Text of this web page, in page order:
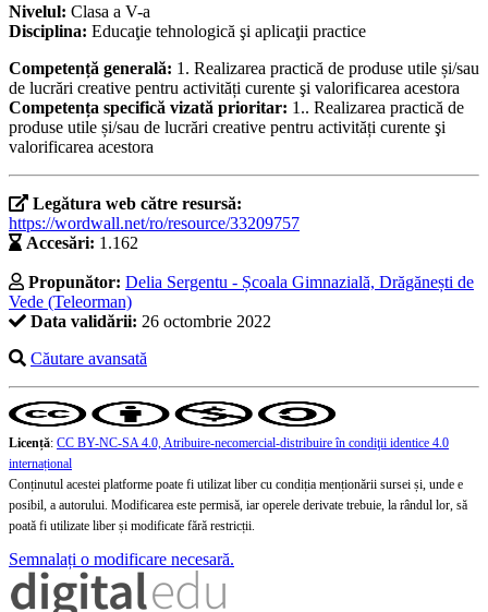
Nivelul: Clasa a V-a
Disciplina: Educaţie tehnologică şi aplicaţii practice
Competență generală: 1. Realizarea practică de produse utile și/sau
de lucrări creative pentru activități curente şi valorificarea acestora
Competența specifică vizată prioritar: 1.. Realizarea practică de
produse utile și/sau de lucrări creative pentru activități curente şi
valorificarea acestora
Legătura web către resursă:
https://wordwall.net/ro/resource/33209757
Accesări: 1.162
Propunător: Delia Sergentu - Școala Gimnazială, Drăgănești de
Vede (Teleorman)
Data validării: 26 octombrie 2022
Căutare avansată
Licență: CC BY-NC-SA 4.0, Atribuire-necomercial-distribuire în condiţii identice 4.0
internațional
Conținutul acestei platforme poate fi utilizat liber cu condiția menționării sursei și, unde e
posibil, a autorului. Modificarea este permisă, iar operele derivate trebuie, la rândul lor, să
poată fi utilizate liber și modificate fără restricții.
Semnalați o modificare necesară.